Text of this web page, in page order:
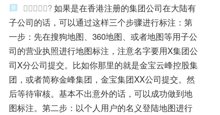
?如果是在香港注册的集团公司在大陆有
子公司的话，可以通过这样三个步骤进行标注：第
一步：先在搜狗地图、360地图、或者地图等用子公
司的营业执照进行地图标注，注意名字要用X集团公
司X分公司提交。比如你那里的就是金宝云峰控股集
团，或者简称金峰集团，金宝集团XX公司提交。然
后等待审核。基本不出意外的话，可以成功做到地
图标注。第二步：以个人用户的名义登陆地图进行